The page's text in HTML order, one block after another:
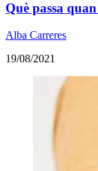
Què passa
Alba Carreres
19/08/2021